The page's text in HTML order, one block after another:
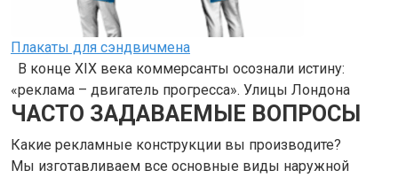
Плакаты для сэндвичмена
В конце XIX века коммерсанты осознали истину:
«реклама – двигатель прогресса». Улицы Лондона
ЧАСТО ЗАДАВАЕМЫЕ ВОПРОСЫ
Какие рекламные конструкции вы производите?
Мы изготавливаем все основные виды наружной